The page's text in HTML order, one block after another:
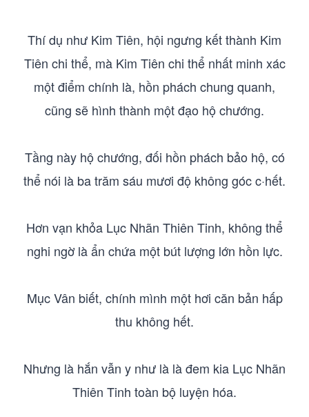
Thí dụ như Kim Tiên, hội ngưng kết thành Kim
Tiên chi thể, mà Kim Tiên chi thể nhất minh xác
một điểm chính là, hồn phách chung quanh,
cũng sẽ hình thành một đạo hộ chướng.
Tầng này hộ chướng, đối hồn phách bảo hộ, có
thể nói là ba trăm sáu mươi độ không góc c·hết.
Hơn vạn khỏa Lục Nhãn Thiên Tinh, không thể
nghi ngờ là ẩn chứa một bút lượng lớn hồn lực.
Mục Vân biết, chính mình một hơi căn bản hấp
thu không hết.
Nhưng là hắn vẫn y như là là đem kia Lục Nhãn
Thiên Tinh toàn bộ luyện hóa.